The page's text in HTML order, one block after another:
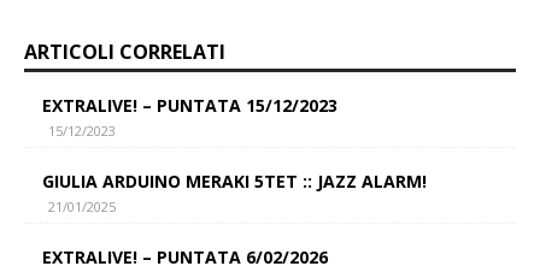
p
a
d
L
ARTICOLI CORRELATI
EXTRALIVE! – PUNTATA 15/12/2023
15/12/2023
GIULIA ARDUINO MERAKI 5TET :: JAZZ ALARM!
21/01/2025
EXTRALIVE! – PUNTATA 6/02/2026